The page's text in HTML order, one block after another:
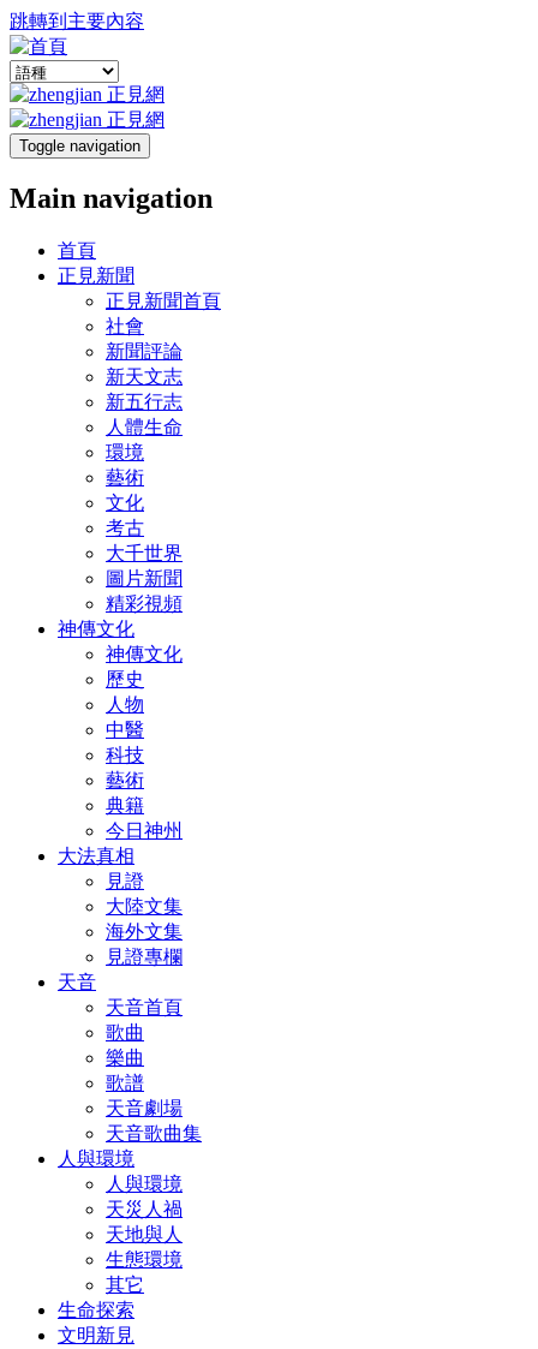
跳轉到主要內容
Toggle navigation
Main navigation
首頁
正見新聞
正見新聞首頁
社會
新聞評論
新天文志
新五行志
人體生命
環境
藝術
文化
考古
大千世界
圖片新聞
精彩視頻
神傳文化
神傳文化
歷史
人物
中醫
科技
藝術
典籍
今日神州
大法真相
見證
大陸文集
海外文集
見證專欄
天音
天音首頁
歌曲
樂曲
歌譜
天音劇場
天音歌曲集
人與環境
人與環境
天災人禍
天地與人
生態環境
其它
生命探索
文明新見